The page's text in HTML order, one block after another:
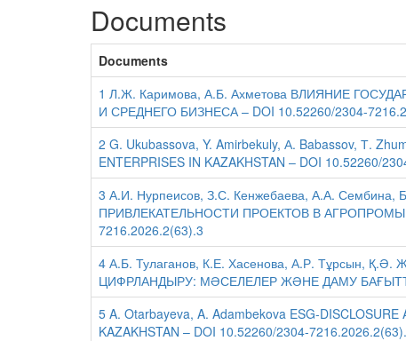
Documents
Documents
1 Л.Ж. Каримова, А.Б. Ахметова ВЛИЯНИЕ
И СРЕДНЕГО БИЗНЕСА – DOI 10.52260/2304-
2 G. Ukubassova, Y. Amirbekuly, А. Babassov, Т.
ENTERPRISES IN KAZAKHSTAN – DOI 10.52260/
3 А.И. Нурпеисов, З.С. Кенжебаева, А.А.
ПРИВЛЕКАТЕЛЬНОСТИ ПРОЕКТОВ В
7216.2026.2(63).3
4 А.Б. Тулаганов, К.Е. Хасенова, А.Р. Тұрсын,
ЦИФРЛАНДЫРУ: МӘСЕЛЕЛЕР ЖӘНЕ ДАМУ
5 A. Otarbayeva, A. Adambekova ESG-DISCLOSURE
KAZAKHSTAN – DOI 10.52260/2304-